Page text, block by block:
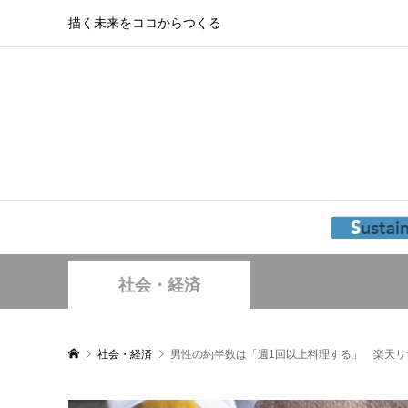
描く未来をココからつくる
社会・経済
社会・経済 男性の約半数は「週1回以上料理する」 楽天リ